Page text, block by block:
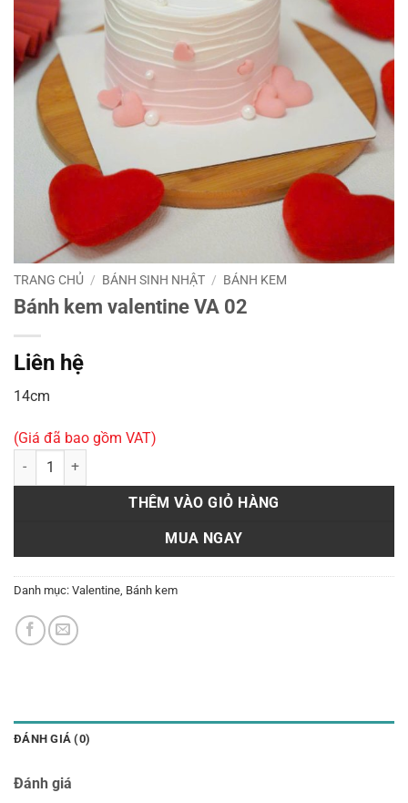
TRANG CHỦ / BÁNH SINH NHẬT / BÁNH KEM
Bánh kem valentine VA 02
Liên hệ
14cm
(Giá đã bao gồm VAT)
Bánh kem valentine VA 02 số lượng
THÊM VÀO GIỎ HÀNG
MUA NGAY
Danh mục: Valentine Bánh kem
ĐÁNH GIÁ (0)
Đánh giá